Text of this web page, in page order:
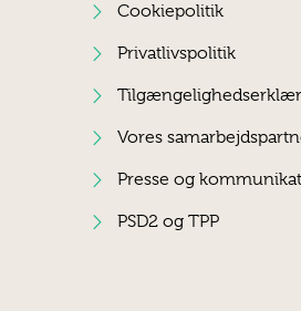
Cookiepolitik
Privatlivspolitik
Vores
Presse og
PSD2 og TPP